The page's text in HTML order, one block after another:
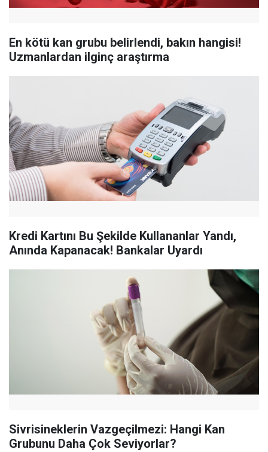
En kötü kan grubu belirlendi, bakın hangisi!
Uzmanlardan ilginç araştırma
Kredi Kartını Bu Şekilde Kullananlar Yandı,
Anında Kapanacak! Bankalar Uyardı
Sivrisineklerin Vazgeçilmezi: Hangi Kan
Grubunu Daha Çok Seviyorlar?